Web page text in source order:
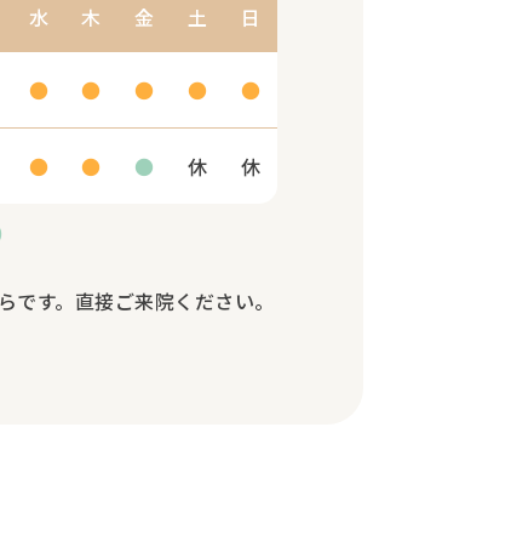
水 木 金 土 日
● ● ● ● ●
● ● ● 休 休
す。直接ご来院ください。